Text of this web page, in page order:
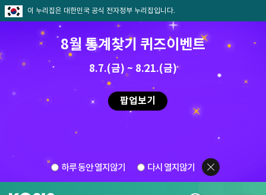
이 누리집은 대한민국 공식 전자정부 누리집입니다.
8월 통계찾기 퀴즈이벤트
8.7.(금) ~ 8.21.(금)
팝업보기
하루 동안 열지않기 다시 열지않기